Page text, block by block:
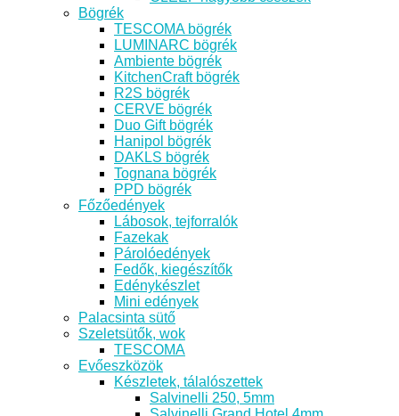
Bögrék
TESCOMA bögrék
LUMINARC bögrék
Ambiente bögrék
KitchenCraft bögrék
R2S bögrék
CERVE bögrék
Duo Gift bögrék
Hanipol bögrék
DAKLS bögrék
Tognana bögrék
PPD bögrék
Főzőedények
Lábosok, tejforralók
Fazekak
Párolóedények
Fedők, kiegészítők
Edénykészlet
Mini edények
Palacsinta sütő
Szeletsütők, wok
TESCOMA
Evőeszközök
Készletek, tálalószettek
Salvinelli 250, 5mm